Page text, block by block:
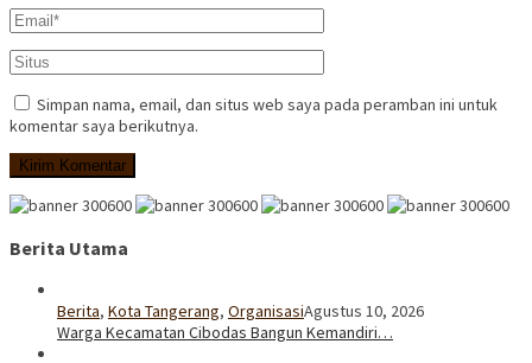
Simpan nama, email, dan situs web saya pada peramban ini untuk
komentar saya berikutnya.
Berita Utama
Berita, Kota Tangerang, OrganisasiAgustus 10, 2026
Warga Kecamatan Cibodas Bangun Kemandiri…